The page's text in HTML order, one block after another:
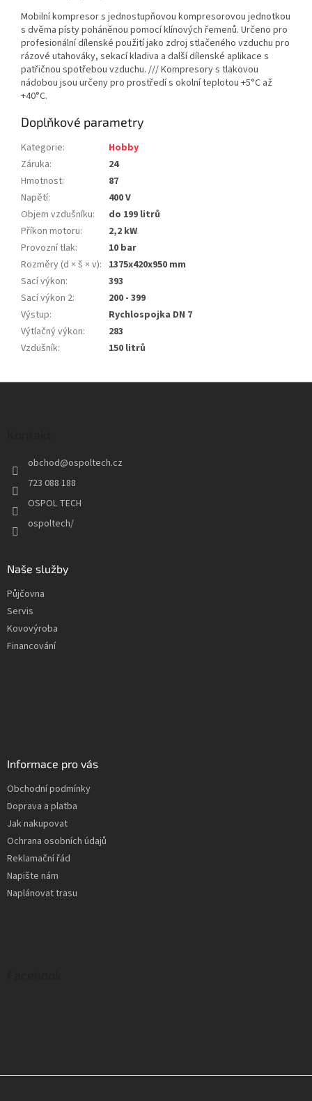
Mobilní kompresor s jednostupňovou kompresorovou jednotkou
s dvěma písty poháněnou pomocí klínových řemenů. Určeno pro
profesionální dílenské použití jako zdroj stlačeného vzduchu pro
rázové utahováky, sekací kladiva a další dílenské aplikace s
patřičnou spotřebou vzduchu. /// Kompresory s tlakovou
nádobou jsou určeny pro prostředí s okolní teplotou +5°C až
+40°C.
Doplňkové parametry
Kategorie:
Hobby
Záruka:
24
Hmotnost:
87
Napětí:
400 V
Objem vzdušníku:
do 199 litrů
Příkon motoru:
2,2 kW
Provozní tlak:
10 bar
Rozměry (d × š × v): 1375x420x950 mm
Sací výkon:
393
Sací výkon 2:
200 - 399
Výstup:
Rychlospojka DN 7
Výtlačný výkon:
283
Vzdušník: 150 litrů
obchod@ospoltech.cz
723 088 188
OSPOL TECH
ospoltech/
Naše služby
Půjčovna
Servis
Kovovýroba
Financování
Informace pro vás
Obchodní podmínky
Doprava a platba
Jak nakupovat
Ochrana osobních údajů
Reklamační řád
Napište nám
Naplánovat trasu